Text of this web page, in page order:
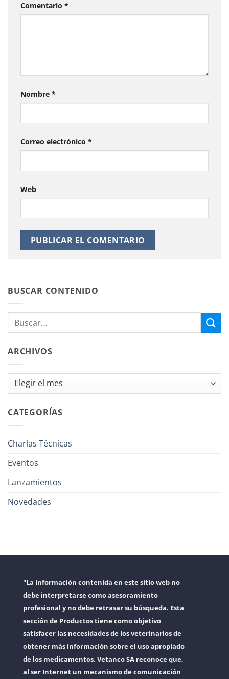
Comentario *
Nombre *
Correo electrónico *
Web
BUSCAR CONTENIDO
ARCHIVOS
Archivos
CATEGORÍAS
Charlas Técnicas
Eventos
Lanzamientos
Novedades
"La información contenida en este sitio web no
debe interpretarse como asesoramiento
profesional y no debe retrasar su búsqueda. Esta
sección de Productos tiene como objetivo
satisfacer las necesidades de los veterinarios de
obtener más información sobre el uso apropiado
de los medicamentos. Vetanco SA reconoce que,
al ser Internet un mecanismo de comunicación